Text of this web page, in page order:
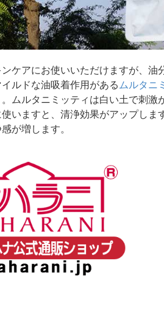
ケアにお使いいただけますが、油
ルドな油吸着作用があるムルタニ
ムルタニミッティは白い土で刺激
いますと、清浄効果がアップしま
が増します。